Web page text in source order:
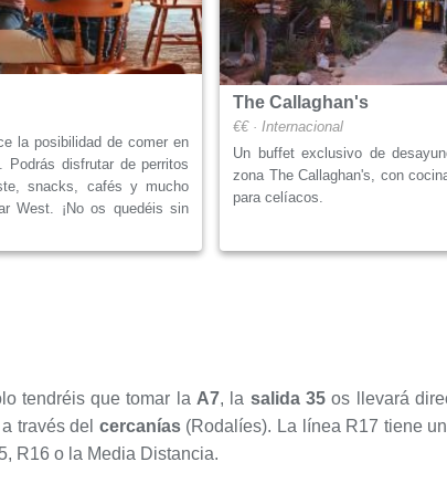
la posibilidad de comer en
disfrutar de perritos
snacks, cafés y mucho
West. ¡No os quedéis sin
The Callaghan's
€€ · Internacional
Un buffet exclusivo de
zona The Callaghan's, con
para celíacos.
tendréis que tomar la A7, la salida 35 os llevará
través del cercanías(Rodalíes). La línea R17 tiene
R16 o la Media Distancia.